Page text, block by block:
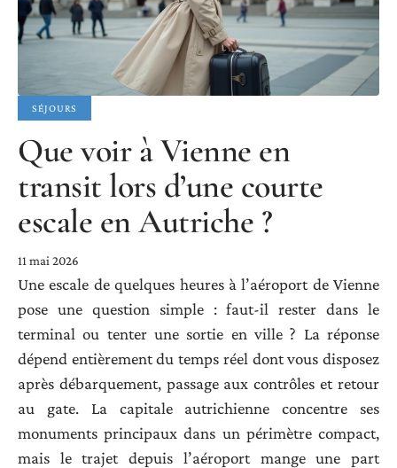
SÉJOURS
Que voir à Vienne en
transit lors d’une courte
escale en Autriche ?
11 mai 2026
Une escale de quelques heures à l’aéroport de Vienne
pose une question simple : faut-il rester dans le
terminal ou tenter une sortie en ville ? La réponse
dépend entièrement du temps réel dont vous disposez
après débarquement, passage aux contrôles et retour
au gate. La capitale autrichienne concentre ses
monuments principaux dans un périmètre compact,
mais le trajet depuis l’aéroport mange une part